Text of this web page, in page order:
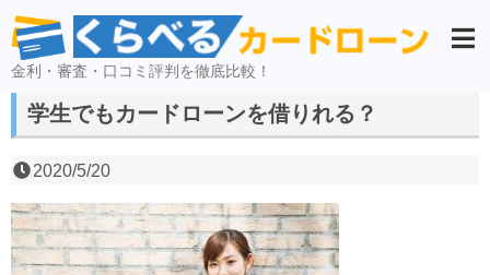
金利・審査・口コミ評判を徹底比較！
学生でもカードローンを借りれる？
2020/5/20